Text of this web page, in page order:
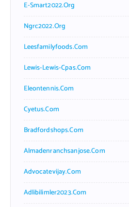
E-Smart2022.org
Ngrc2022.org
Leesfamilyfoods.com
Lewis-Lewis-Cpas.com
Eleontennis.com
Cyetus.com
Bradfordshops.com
Almadenranchsanjose.com
Advocatevijay.com
Adlibilimler2023.com